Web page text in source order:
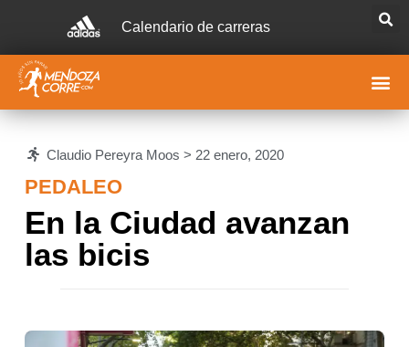
Calendario de carreras
Claudio Pereyra Moos > 22 enero, 2020
PEDALEO
En la Ciudad avanzan
las bicis